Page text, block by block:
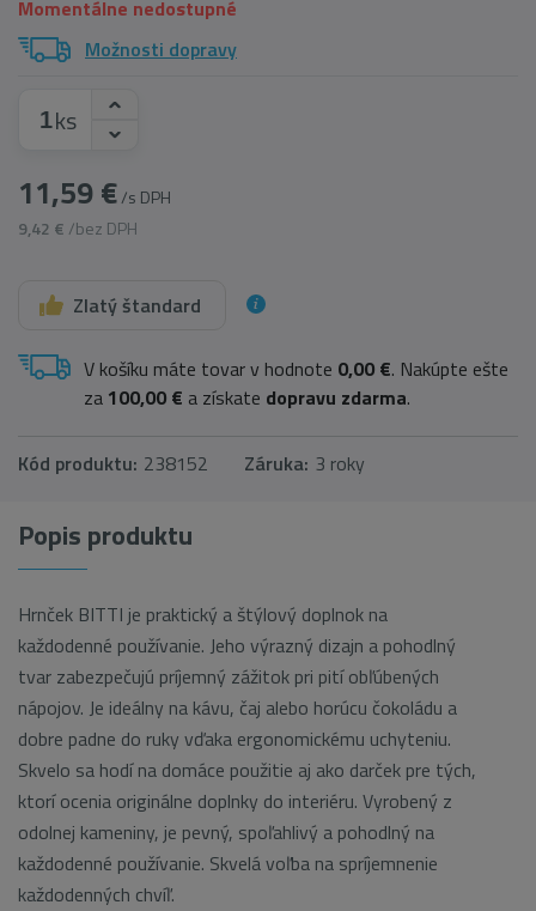
Momentálne nedostupné
Možnosti dopravy
ks
11,59 €/s DPH
9,42 € /bez DPH
Zlatý štandard
V košíku máte tovar v hodnote 0,00 €. Nakúpte ešte
za 100,00 € a získate dopravu zdarma.
Kód produktu: 238152 Záruka: 3 roky
Popis produktu
Hrnček BITTI je praktický a štýlový doplnok na
každodenné používanie. Jeho výrazný dizajn a pohodlný
tvar zabezpečujú príjemný zážitok pri pití obľúbených
nápojov. Je ideálny na kávu, čaj alebo horúcu čokoládu a
dobre padne do ruky vďaka ergonomickému uchyteniu.
Skvelo sa hodí na domáce použitie aj ako darček pre tých,
ktorí ocenia originálne doplnky do interiéru. Vyrobený z
odolnej kameniny, je pevný, spoľahlivý a pohodlný na
každodenné používanie. Skvelá voľba na spríjemnenie
každodenných chvíľ.